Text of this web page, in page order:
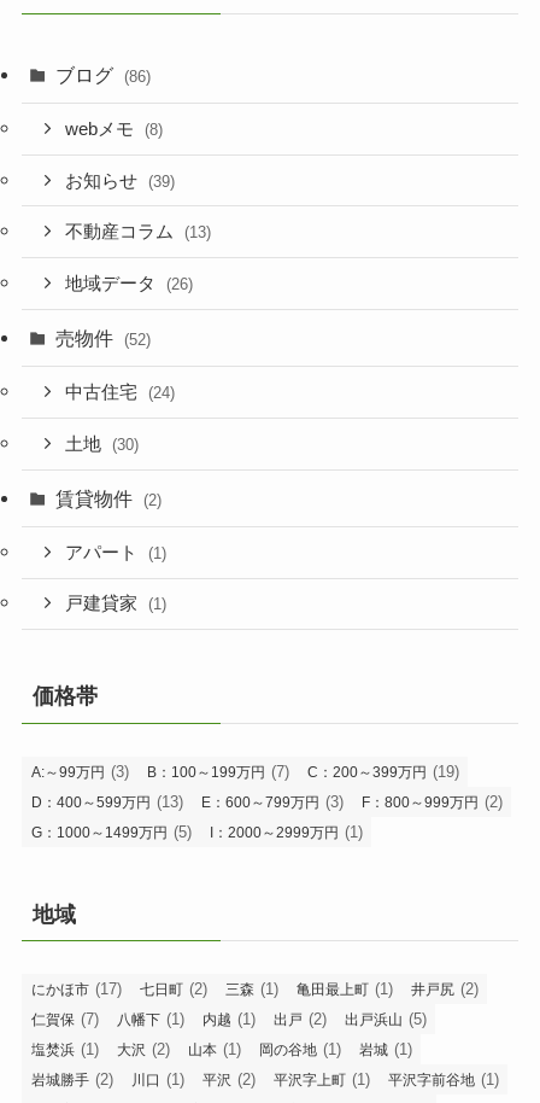
ブログ (86)
webメモ (8)
お知らせ (39)
不動産コラム (13)
地域データ (26)
売物件 (52)
中古住宅 (24)
土地 (30)
賃貸物件 (2)
アパート (1)
戸建貸家 (1)
価格帯
A:～99万円 (3) B：100～199万円 (7) C：200～399万円 (19)
D：400～599万円 (13) E：600～799万円 (3) F：800～999万円 (2)
G：1000～1499万円 (5) I：2000～2999万円 (1)
地域
にかほ市 (17) 七日町 (2) 三森 (1) 亀田最上町 (1) 井戸尻 (2)
仁賀保 (7) 八幡下 (1) 内越 (1) 出戸 (2) 出戸浜山 (5)
塩焚浜 (1) 大沢 (2) 山本 (1) 岡の谷地 (1) 岩城 (1)
岩城勝手 (2) 川口 (1) 平沢 (2) 平沢字上町 (1) 平沢字前谷地 (1)